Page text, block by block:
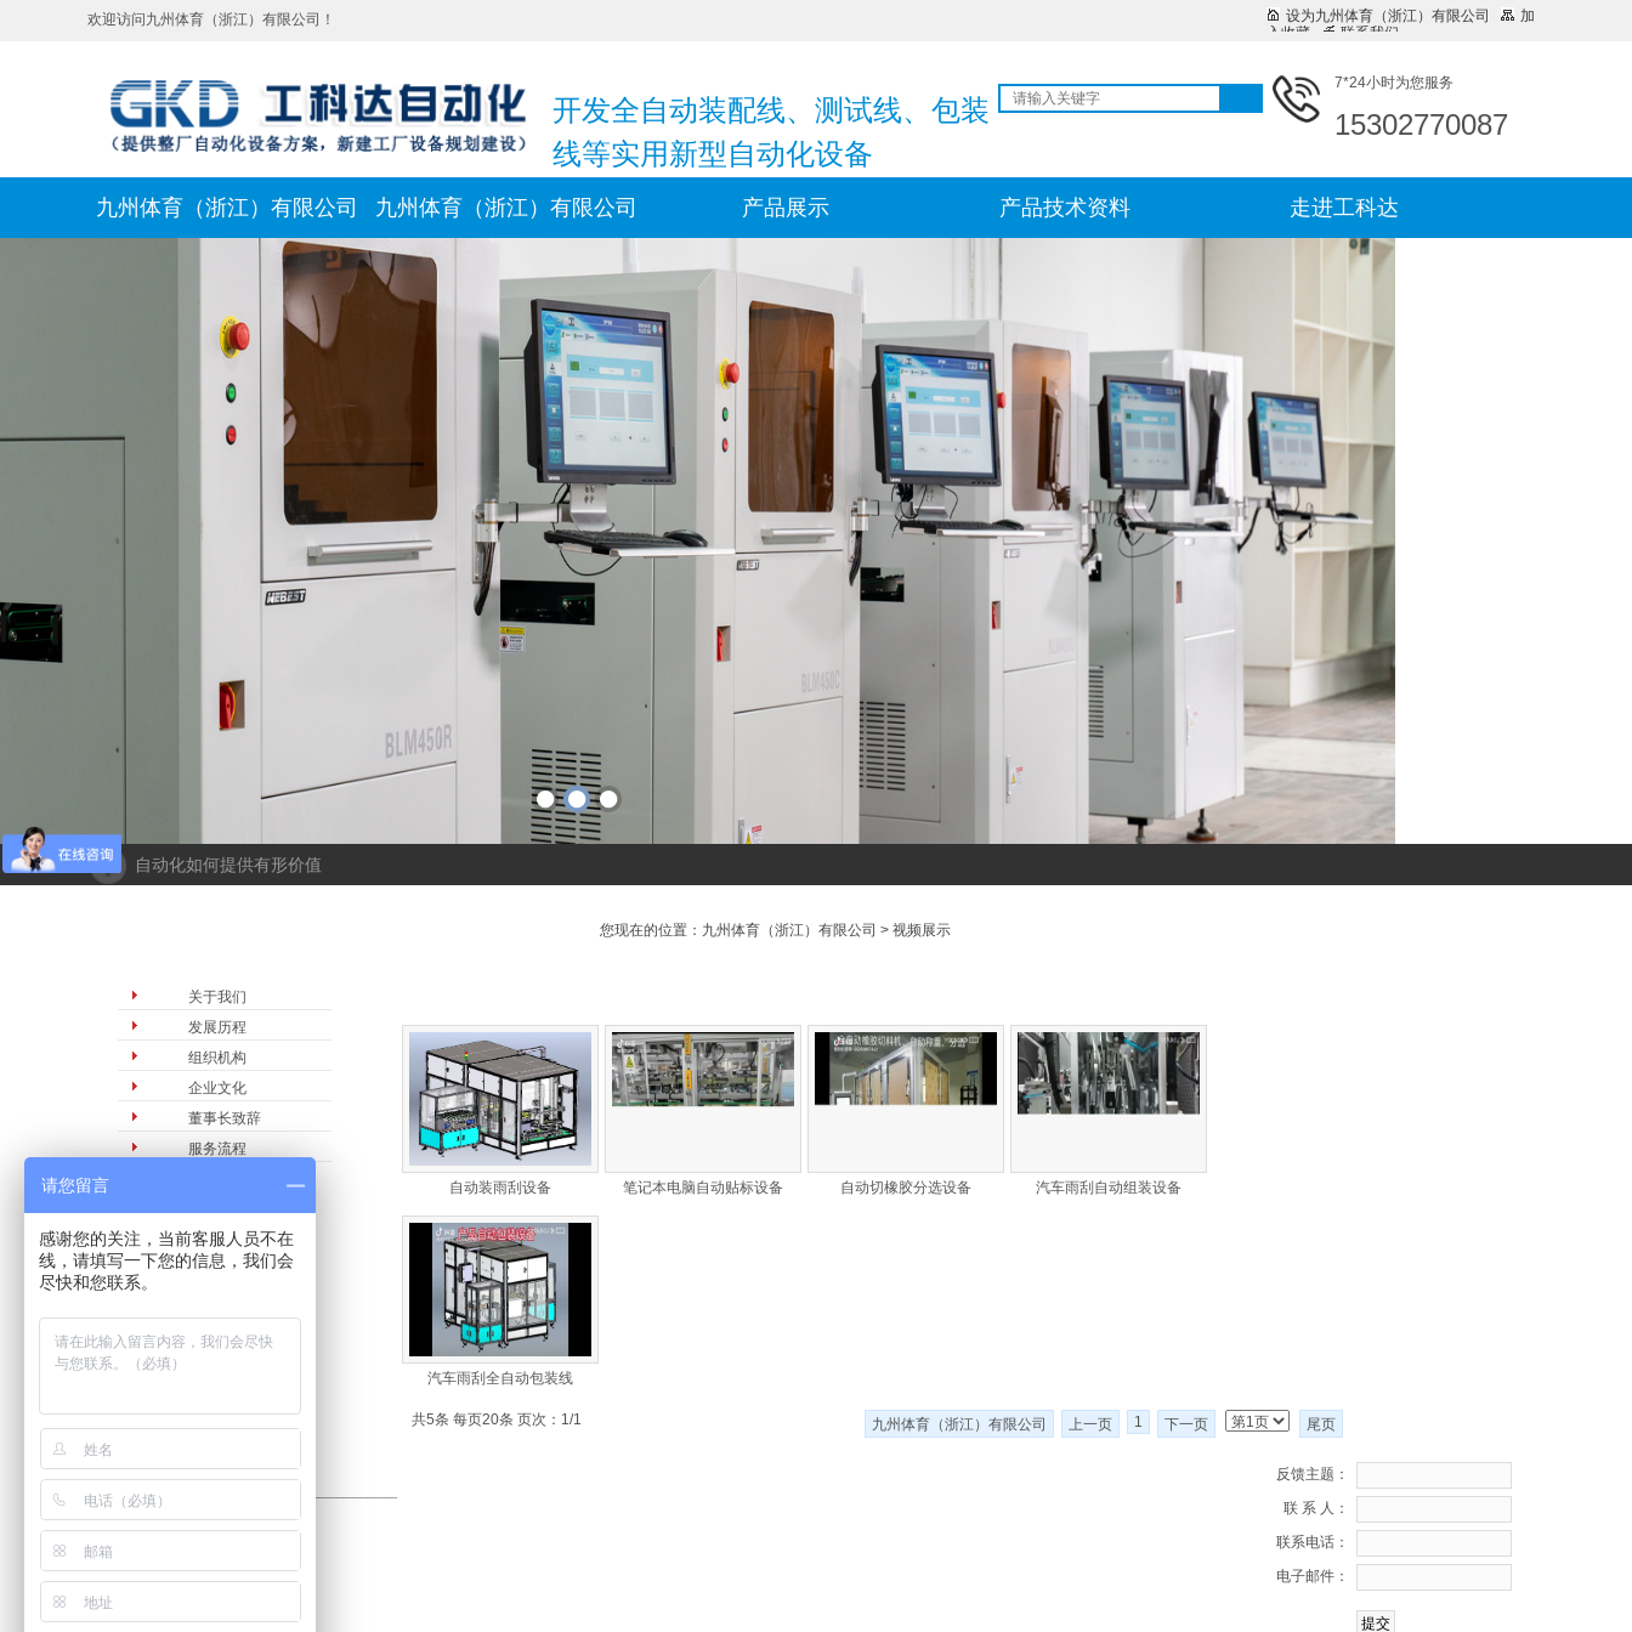
九州体育（浙江）有限公司 九州体育（浙江）有限公司 产品展示 产品技术资料 走进工科达
自动化如何提供有形价值
欢迎访问九州体育（浙江）有限公司！ 设为九州体育（浙江）有限公司
加
入收藏
联系我们
开发全自动装配线、测试线、包装
线等实用新型自动化设备
7*24小时为您服务
15302770087
关于我们
发展历程
组织机构
企业文化
董事长致辞
服务流程
您现在的位置： 九州体育（浙江）有限公司 > 视频展示
自动装雨刮设备 笔记本电脑自动贴标设备 自动切橡胶分选设备 汽车雨刮自动组装设备
汽车雨刮全自动包装线
共5条 每页20条 页次：1/1 九州体育（浙江）有限公司 上一页 1 下一页 尾页
___________________________________________________
反馈主题：
联 系 人：
联系电话：
电子邮件：
九州体育（浙江）有限公司
地址：深圳市宝安区西乡街道前进二路宝田工业区43A栋3楼
电话：（0755）27368358
邮箱：gkd@gkdrobot.com
请您留言
感谢您的关注，当前客服人员不在
线，请填写一下您的信息，我们会
尽快和您联系。